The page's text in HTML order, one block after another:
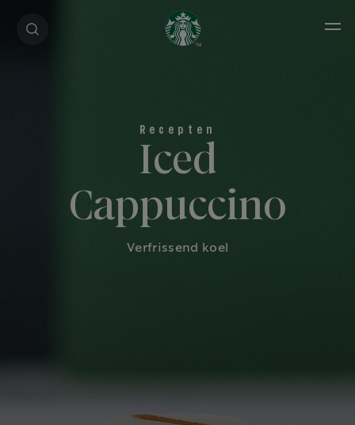
Iced
Cappuccino
Verfrissend koel